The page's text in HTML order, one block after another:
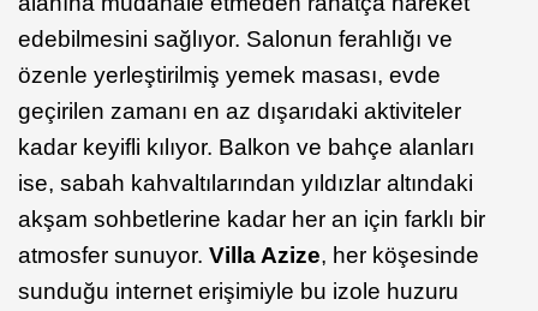
edebilmesini sağlıyor. Salonun ferahlığı ve
özenle yerleştirilmiş yemek masası, evde
geçirilen zamanı en az dışarıdaki aktiviteler
kadar keyifli kılıyor. Balkon ve bahçe alanları
ise, sabah kahvaltılarından yıldızlar altındaki
akşam sohbetlerine kadar her an için farklı bir
atmosfer sunuyor. Villa Azize, her köşesinde
sunduğu internet erişimiyle bu izole huzuru